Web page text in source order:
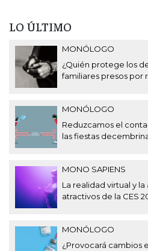
LO ÚLTIMO
MONÓLOGO
¿Quién protege los
familiares presos por
MONÓLOGO
Reduzcamos el
las fiestas
MONO SAPIENS
La realidad virtual y
atractivos de la CES
MONÓLOGO
¿Provocará cambios